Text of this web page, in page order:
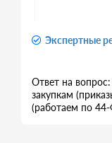
Экспертные
Ответ на
закупкам
(работаем по